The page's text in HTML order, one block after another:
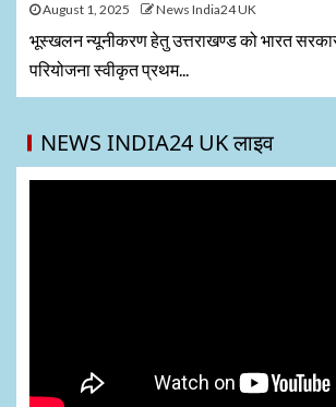
August 1, 2025 News India24 UK
भूस्खलन न्यूनीकरण हेतु उत्तराखण्ड को भारत
परियोजना स्वीकृत प्रथम...
NEWS INDIA24 UK लाइव